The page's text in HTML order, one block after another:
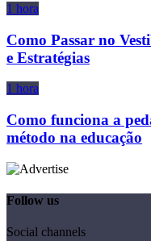
1 hora
Como Passar no
e Estratégias
1 hora
Como funciona a
método na educação
Follow us
Social channels